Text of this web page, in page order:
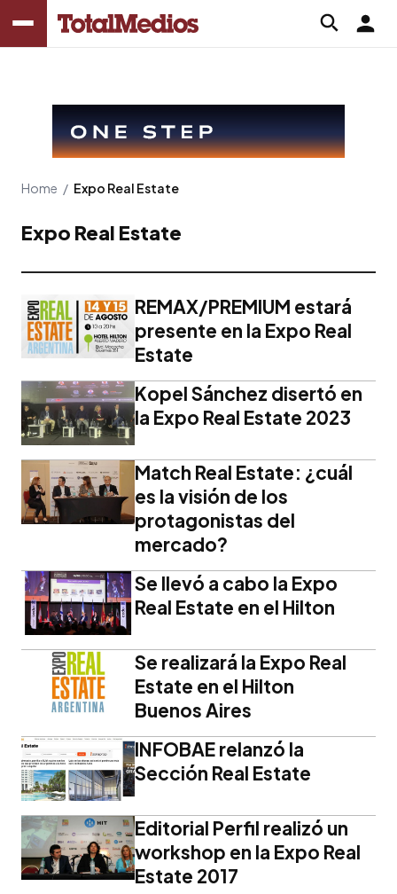
Home / Expo Real Estate
Expo Real Estate
REMAX/PREMIUM estará
presente en la Expo Real
Estate
Kopel Sánchez disertó en
la Expo Real Estate 2023
Match Real Estate: ¿cuál
es la visión de los
protagonistas del
mercado?
Se llevó a cabo la Expo
Real Estate en el Hilton
Se realizará la Expo Real
Estate en el Hilton
Buenos Aires
INFOBAE relanzó la
Sección Real Estate
Editorial Perfil realizó un
workshop en la Expo Real
Estate 2017